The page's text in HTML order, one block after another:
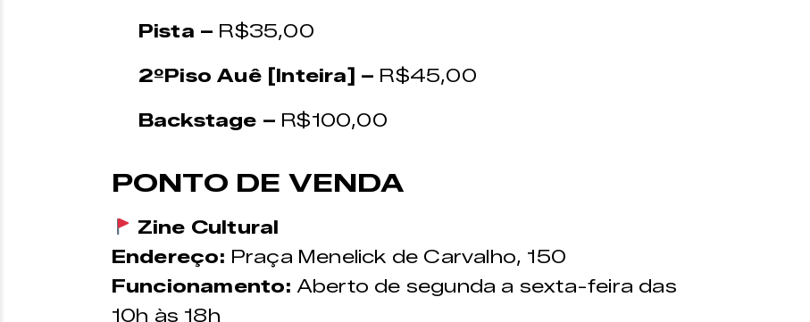
Pista – R$35,00
2ºPiso Auê [Inteira] – R$45,00
Backstage – R$100,00
PONTO DE VENDA
Zine Cultural
Endereço: Praça Menelick de Carvalho, 150
Funcionamento:Aberto de segunda a sexta-feira das
10h às 18h